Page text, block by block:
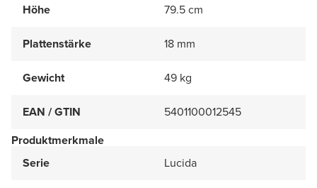
Höhe 79.5 cm
Plattenstärke 18 mm
Gewicht 49 kg
EAN / GTIN
5401100012545
Produktmerkmale
Serie
Lucida